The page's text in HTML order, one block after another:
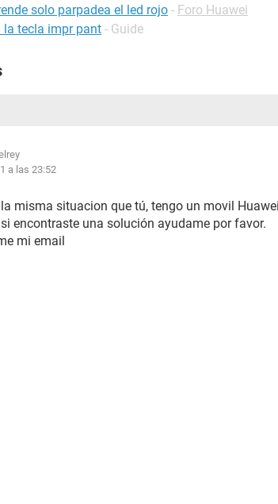
solo parpadea el led rojo - Foro Huawei
la tecla impr pant - Guide
a las 23:52
misma situacion que tú, tengo un movil
encontraste una solución ayudame por favor.
mi email